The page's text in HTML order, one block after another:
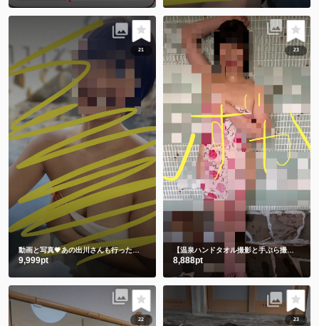
21
動画と写真💗あの出川さんも行った温泉 3年前の私です🫣 スマホの中に埋もれてました😋
9,999pt
23
【温泉ハンドタオル撮影と手ぶら撮影】撮りたてホヤホヤ💕今のしずかを見て下さい💗
8,888pt
22 23